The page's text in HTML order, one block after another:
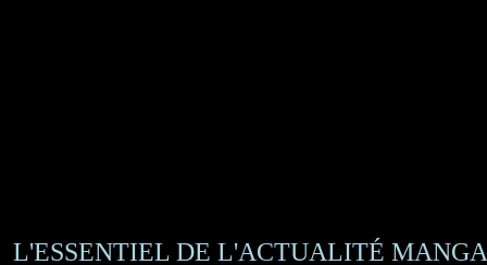
L'ESSENTIEL DE L'ACTUALITÉ